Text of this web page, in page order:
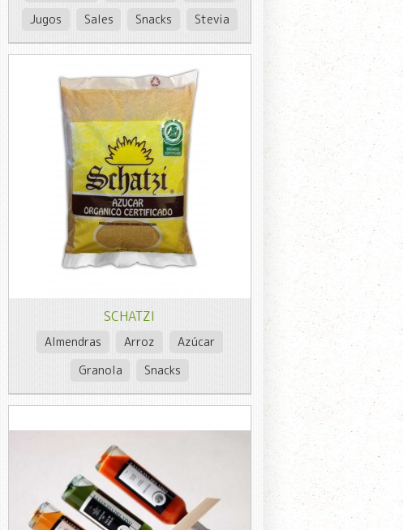
Jugos Sales Snacks Stevia
SCHATZI
Almendras Arroz
Azúcar
Granola
Snacks